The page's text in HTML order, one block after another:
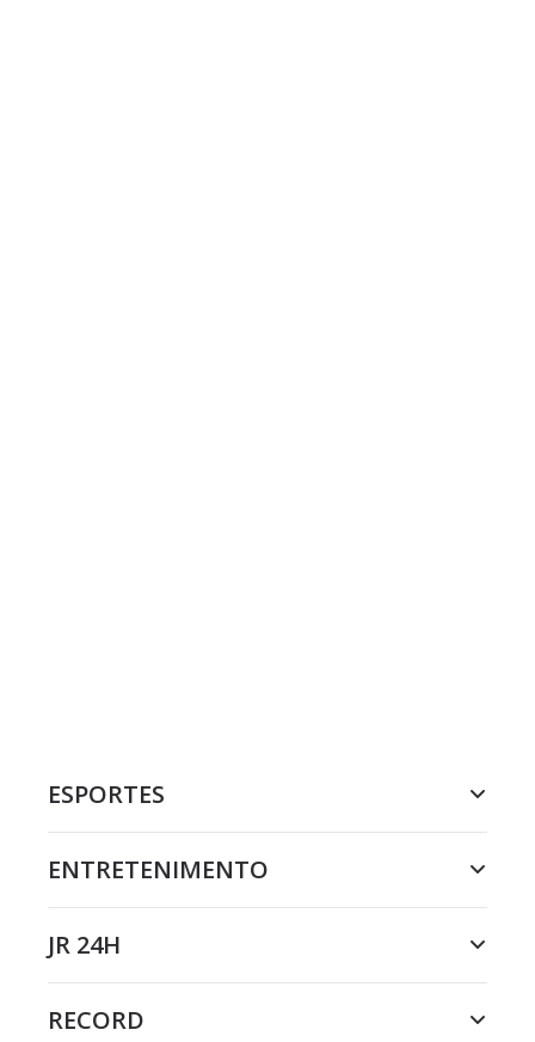
ESPORTES
ENTRETENIMENTO
JR 24H
RECORD